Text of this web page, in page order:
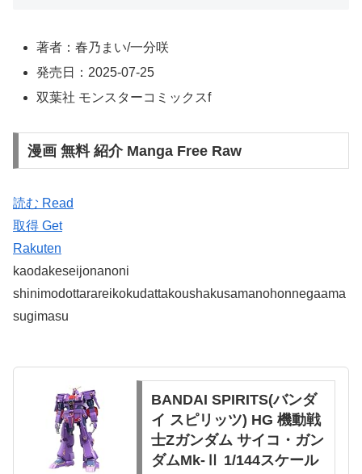
著者：春乃まい/一分咲
発売日：2025-07-25
双葉社 モンスターコミックスf
漫画 無料 紹介 Manga Free Raw
読む Read
取得 Get
Rakuten
kaodakeseijonanoni
shinimodottarareikokudattakoushakusamanohonnegaama
sugimasu
BANDAI SPIRITS(バンダ
イ スピリッツ) HG 機動戦
士Zガンダム サイコ・ガン
ダムMk-Ⅱ 1/144スケール